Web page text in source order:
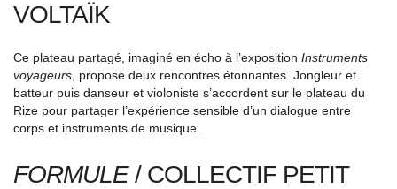
VOLTAÏK
Ce plateau partagé, imaginé en écho à l’exposition Instruments
voyageurs , propose deux rencontres étonnantes. Jongleur et
batteur puis danseur et violoniste s’accordent sur le plateau du
Rize pour partager l’expérience sensible d’un dialogue entre
corps et instruments de musique.
FORMULE/ COLLECTIF PETIT